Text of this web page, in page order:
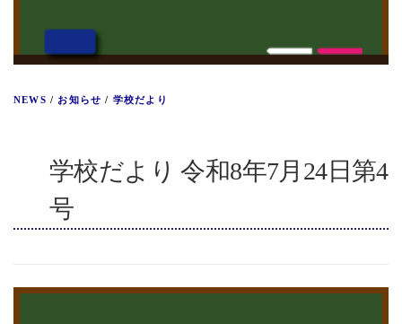
NEWS / お知らせ / 学校だより
学校だより 令和8年7月24日第4
号